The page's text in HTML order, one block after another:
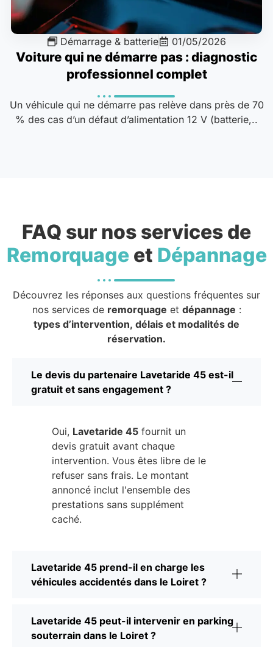
Démarrage & batterie 01/05/2026
Voiture qui ne démarre pas : diagnostic
professionnel complet
Un véhicule qui ne démarre pas relève dans près de 70
% des cas d’un défaut d’alimentation 12 V (batterie,..
FAQ sur nos services de
Remorquageet Dépannage
Découvrez les réponses aux questions fréquentes sur
nos services de remorquage et dépannage :
types d’intervention, délais et modalités de
réservation.
Le devis du partenaire Lavetaride 45 est-il
gratuit et sans engagement ?
Oui, Lavetaride 45 fournit un
devis gratuit avant chaque
intervention. Vous êtes libre de le
refuser sans frais. Le montant
annoncé inclut l'ensemble des
prestations sans supplément
caché.
Lavetaride 45 prend-il en charge les
véhicules accidentés dans le Loiret ?
Lavetaride 45 peut-il intervenir en parking
souterrain dans le Loiret ?